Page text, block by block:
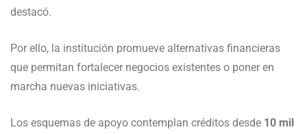
destacó.
Por ello, la institución promueve alternativas financieras
que permitan fortalecer negocios existentes o poner en
marcha nuevas iniciativas.
Los esquemas de apoyo contemplan créditos desde 10 mil